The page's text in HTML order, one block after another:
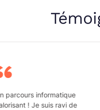
ravi de
J'ai